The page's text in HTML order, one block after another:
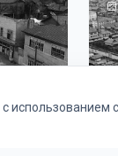
использованием